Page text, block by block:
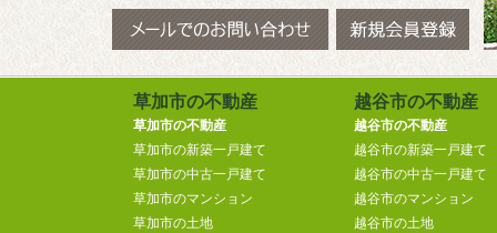
草加市の不動産
草加市の不動産
草加市の新築一戸建て
草加市の中古一戸建て
草加市のマンション
草加市の土地
越谷市の不動産
越谷市の不動産
越谷市の新築一戸建て
越谷市の中古一戸建て
越谷市のマンション
越谷市の土地